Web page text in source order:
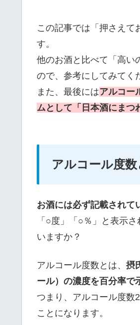
この記事では「押さえて
す。
他のお酒と比べて「高い
ので、参考にしてみてく
また、最後にはアルコー
ムとして「日本酒にまつ
アルコール度数
お酒には必ず記載されて
「○度」「○％」と表示
いますか？
アルコール度数とは、 摂
ール）の濃度を百分率で
つまり、アルコール度数
ことになります。